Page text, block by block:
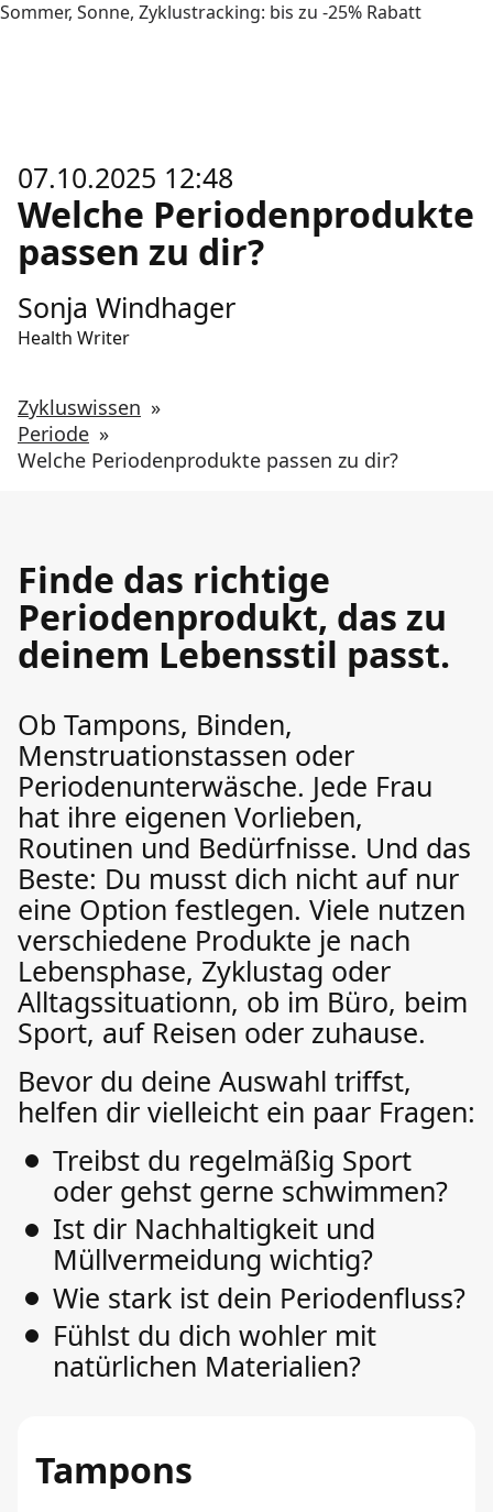
Sommer, Sonne, Zyklustracking: bis zu -25% Rabatt
07.10.2025 12:48
Welche Periodenprodukte
passen zu dir?
Sonja Windhager
Health Writer
Zykluswissen »
Periode »
Welche Periodenprodukte passen zu dir?
Finde das richtige
Periodenprodukt, das zu
deinem Lebensstil passt.
Ob Tampons, Binden,
Menstruationstassen oder
Periodenunterwäsche. Jede Frau
hat ihre eigenen Vorlieben,
Routinen und Bedürfnisse. Und das
Beste: Du musst dich nicht auf nur
eine Option festlegen. Viele nutzen
verschiedene Produkte je nach
Lebensphase, Zyklustag oder
Alltagssituationn, ob im Büro, beim
Sport, auf Reisen oder zuhause.
Bevor du deine Auswahl triffst,
helfen dir vielleicht ein paar Fragen:
Treibst du regelmäßig Sport
oder gehst gerne schwimmen?
Ist dir Nachhaltigkeit und
Müllvermeidung wichtig?
Wie stark ist dein Periodenfluss?
Fühlst du dich wohler mit
natürlichen Materialien?
Tampons